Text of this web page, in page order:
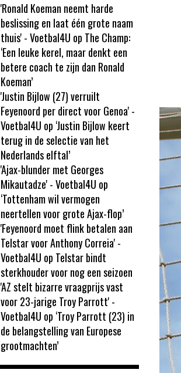
'Ronald Koeman neemt harde
beslissing en laat één grote naam
thuis' - Voetbal4U op The Champ:
‘Een leuke kerel, maar denkt een
betere coach te zijn dan Ronald
Koeman’
'Justin Bijlow (27) verruilt
Feyenoord per direct voor Genoa' -
Voetbal4U op ‘Justin Bijlow keert
terug in de selectie van het
Nederlands elftal’
'Ajax-blunder met Georges
Mikautadze' - Voetbal4U op
‘Tottenham wil vermogen
neertellen voor grote Ajax-flop’
'Feyenoord moet flink betalen aan
Telstar voor Anthony Correia' -
Voetbal4U op Telstar bindt
sterkhouder voor nog een seizoen
'AZ stelt bizarre vraagprijs vast
voor 23-jarige Troy Parrott' -
Voetbal4U op ‘Troy Parrott (23) in
de belangstelling van Europese
grootmachten’